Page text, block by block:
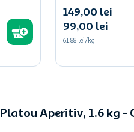
99,00 lei
149,00 lei
61,88 lei/kg
Platou Aperitiv, 1.6 kg -